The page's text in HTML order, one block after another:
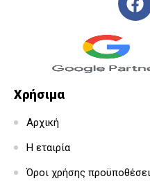
Χρήσιμα
Αρχική
Η εταιρία
Όροι χρήσης